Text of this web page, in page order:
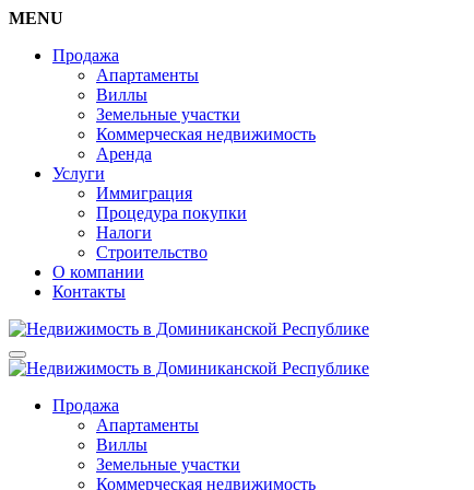
MENU
Продажа
Апартаменты
Виллы
Земельные участки
Коммерческая недвижимость
Аренда
Услуги
Иммиграция
Процедура покупки
Налоги
Строительство
О компании
Контакты
Продажа
Апартаменты
Виллы
Земельные участки
Коммерческая недвижимость